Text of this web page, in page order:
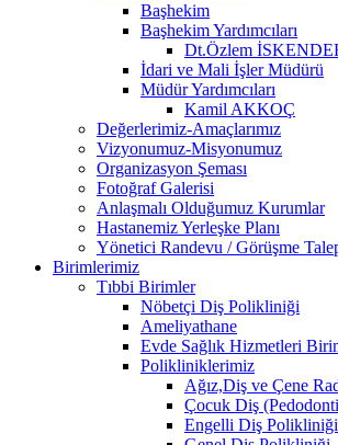
Başhekim
Başhekim Yardımcıları
Dt.Özlem
İdari ve Mali İşler Müdürü
Müdür Yardımcıları
Kamil AKKOÇ
Değerlerimiz-Amaçlarımız
Vizyonumuz-Misyonumuz
Organizasyon Şeması
Fotoğraf Galerisi
Anlaşmalı Olduğumuz Kurumlar
Hastanemiz Yerleşke Planı
Yönetici Randevu / Görüşme
Birimlerimiz
Tıbbi Birimler
Nöbetçi Diş Polikliniği
Ameliyathane
Evde Sağlık Hizmetleri
Polikliniklerimiz
Ağız,Diş ve Çene
Çocuk Diş
Engelli Diş Polikliniği